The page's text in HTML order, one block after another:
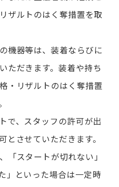
ザルトのはく奪措置を取
機器等は、装着ならびに
ただきます。装着や持ち
・リザルトのはく奪措置
で、スタッフの許可が出
とさせていただきます。
「スタートが切れない」
」といった場合は一定時